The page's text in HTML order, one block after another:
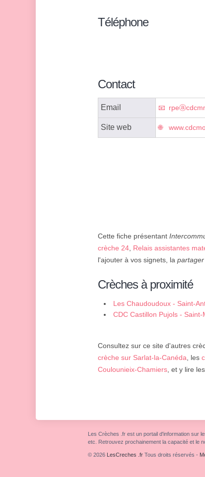
Téléphone
Contact
Email
Site web
Cette fiche présentant
crèche 24 Relais assistantes
l'ajouter à vos signets, la partager
Crèches à proximité
Les Chaudoudoux - Saint-
CDC Castillon Pujols -
Consultez sur ce site d'autres
crèche sur Sarlat-la-Canéda , les
Coulounieix-Chamiers , et y lire
Les Crèches .fr est un portail d'information sur
etc. Retrouvez prochainement la capacité et le
© 2026 LesCreches .fr Tous droits réservés -